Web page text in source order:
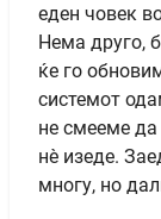
еден човек
Нема друго,
ќе го
системот
не смееме
нè изеде.
многу, но